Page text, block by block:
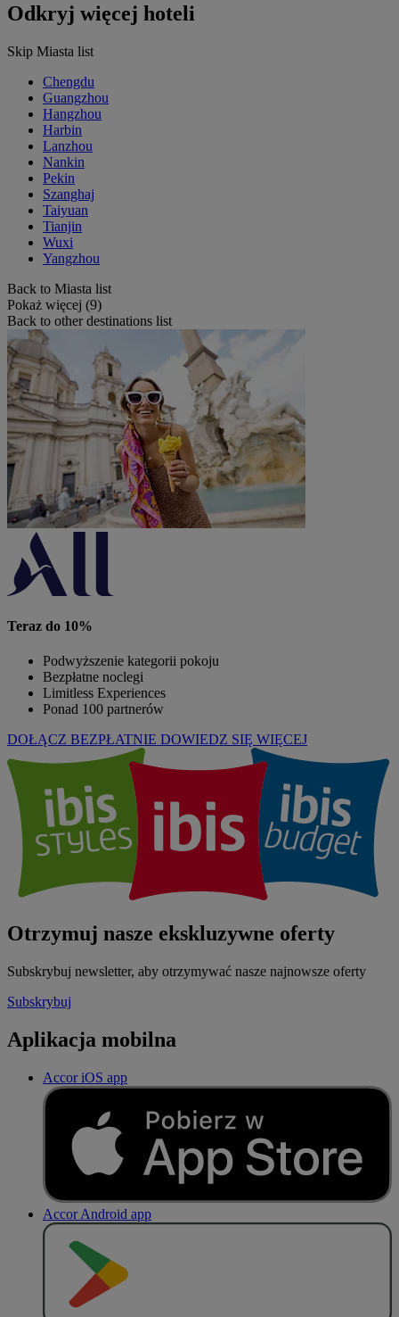
Odkryj więcej hoteli
Skip Miasta list
Chengdu
Guangzhou
Hangzhou
Harbin
Lanzhou
Nankin
Pekin
Szanghaj
Taiyuan
Tianjin
Wuxi
Yangzhou
Back to Miasta list
Pokaż więcej (9)
Back to other destinations list
Teraz do 10%
Podwyższenie kategorii pokoju
Bezpłatne noclegi
Limitless Experiences
Ponad 100 partnerów
DOŁĄCZ BEZPŁATNIE DOWIEDZ SIĘ WIĘCEJ
Otrzymuj nasze ekskluzywne oferty
Subskrybuj newsletter, aby otrzymywać nasze najnowsze oferty
Subskrybuj
Aplikacja mobilna
Accor iOS app
Accor Android app